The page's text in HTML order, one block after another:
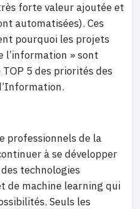
forte valeur ajoutée et
automatisées). Ces
pourquoi les projets
l’information » sont
5 des priorités des
professionnels de la
à se développer
technologies
de machine learning qui
Seuls les